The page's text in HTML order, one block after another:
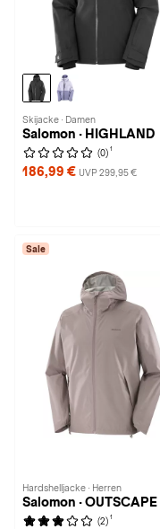
Skijacke · Damen
Salomon · HIGHLAND
(0) 1
186,99 € UVP 299,95 €
Sale
Hardshelljacke · Herren
Salomon · OUTSCAPE
(2) 1